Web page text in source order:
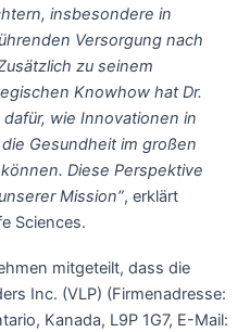
insbesondere in
Versorgung nach
zu seinem
Knowhow hat Dr.
wie Innovationen in
Gesundheit im großen
Diese Perspektive
Mission”, erklärt
Sciences.
mitgeteilt, dass die
Inc. (VLP) (Firmenadresse:
Kanada, L9P 1G7, E-Mail: